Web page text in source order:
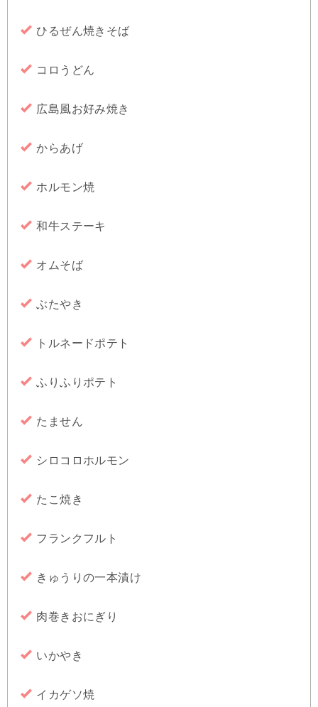
ひるぜん焼きそば
コロうどん
広島風お好み焼き
からあげ
ホルモン焼
和牛ステーキ
オムそば
ぶたやき
トルネードポテト
ふりふりポテト
たません
シロコロホルモン
たこ焼き
フランクフルト
きゅうりの一本漬け
肉巻きおにぎり
いかやき
イカゲソ焼